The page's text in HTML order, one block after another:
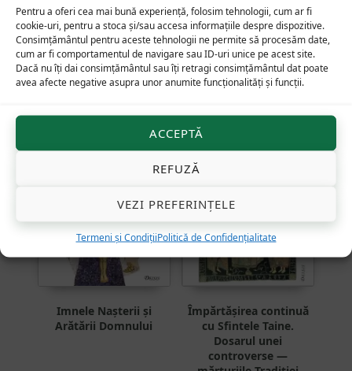
Pentru a oferi cea mai bună experiență, folosim tehnologii, cum ar fi
cookie-uri, pentru a stoca și/sau accesa informațiile despre dispozitive.
Consimțământul pentru aceste tehnologii ne permite să procesăm date,
cum ar fi comportamentul de navigare sau ID-uri unice pe acest site.
Dacă nu îți dai consimțământul sau îți retragi consimțământul dat poate
avea afecte negative asupra unor anumite funcționalități și funcții.
ACCEPTĂ
REFUZĂ
VEZI PREFERINȚELE
Termeni și CondițiiPolitică de Confidențialitate
Produse similare
Imnele Nașterii și
Arătării Domnului
32lei
Împărtășirea continuă
cu Sfintele Taine.
Dosarul unei
controverse —
53lei